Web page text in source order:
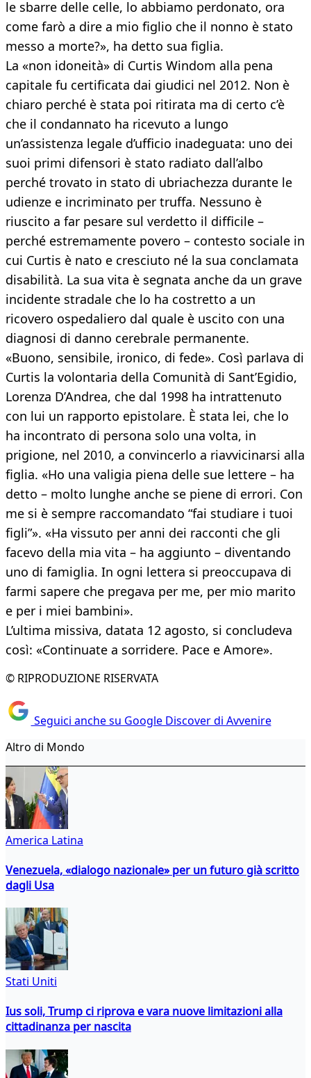
le sbarre delle celle, lo abbiamo perdonato, ora
come farò a dire a mio figlio che il nonno è stato
messo a morte?», ha detto sua figlia.
La «non idoneità» di Curtis Windom alla pena
capitale fu certificata dai giudici nel 2012. Non è
chiaro perché è stata poi ritirata ma di certo c’è
che il condannato ha ricevuto a lungo
un’assistenza legale d’ufficio inadeguata: uno dei
suoi primi difensori è stato radiato dall’albo
perché trovato in stato di ubriachezza durante le
udienze e incriminato per truffa. Nessuno è
riuscito a far pesare sul verdetto il difficile –
perché estremamente povero – contesto sociale in
cui Curtis è nato e cresciuto né la sua conclamata
disabilità. La sua vita è segnata anche da un grave
incidente stradale che lo ha costretto a un
ricovero ospedaliero dal quale è uscito con una
diagnosi di danno cerebrale permanente.
«Buono, sensibile, ironico, di fede». Così parlava di
Curtis la volontaria della Comunità di Sant’Egidio,
Lorenza D’Andrea, che dal 1998 ha intrattenuto
con lui un rapporto epistolare. È stata lei, che lo
ha incontrato di persona solo una volta, in
prigione, nel 2010, a convincerlo a riavvicinarsi alla
figlia. «Ho una valigia piena delle sue lettere – ha
detto – molto lunghe anche se piene di errori. Con
me si è sempre raccomandato “fai studiare i tuoi
figli”». «Ha vissuto per anni dei racconti che gli
facevo della mia vita – ha aggiunto – diventando
uno di famiglia. In ogni lettera si preoccupava di
farmi sapere che pregava per me, per mio marito
e per i miei bambini».
L’ultima missiva, datata 12 agosto, si concludeva
così: «Continuate a sorridere. Pace e Amore».
© RIPRODUZIONE RISERVATA
Seguici anche su Google Discover di Avvenire
Altro di Mondo
America Latina
Venezuela, «dialogo nazionale» per un futuro già scritto
dagli Usa
Stati Uniti
Ius soli, Trump ci riprova e vara nuove limitazioni alla
cittadinanza per nascita